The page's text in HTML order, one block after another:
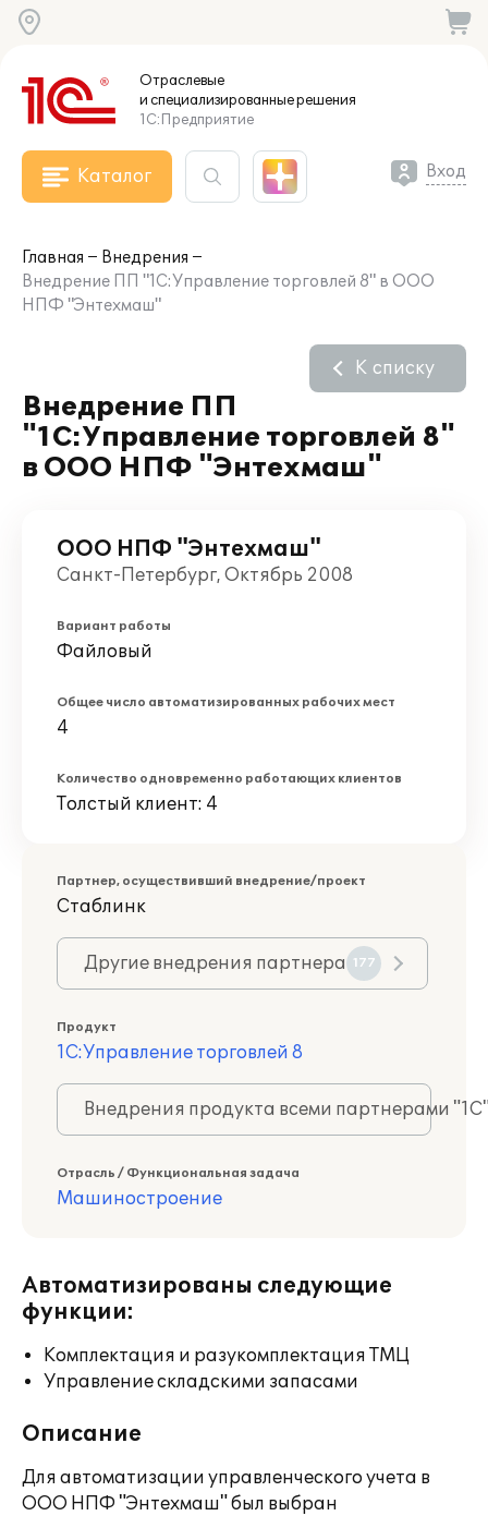
Отраслевые
и специализированныерешения
1С:Предприятие
Каталог Вход
Главная
Внедрения
Внедрение ПП "1С:Управление торговлей 8" в ООО
НПФ "Энтехмаш"
Внедрение ПП
"1С:Управление торговлей 8"
в ООО НПФ "Энтехмаш"
К списку
ООО НПФ "Энтехмаш"
Санкт-Петербург, Октябрь 2008
Вариант работы
Файловый
Общее число автоматизированных рабочих мест
4
Количество одновременно работающих клиентов
Толстый клиент: 4
Партнер, осуществивший внедрение/проект
Стаблинк
Другие внедрения партнера 177
Продукт
1С:Управление торговлей 8
Внедрения продукта всеми партнерами
Отрасль / Функциональная задача
Машиностроение
Автоматизированы следующие
функции:
Комплектация и разукомплектация ТМЦ
Управление складскими запасами
Описание
Для автоматизации управленческого учета в
ООО НПФ "Энтехмаш" был выбран